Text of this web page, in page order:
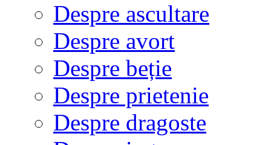
Despre ascultare
Despre avort
Despre beție
Despre prietenie
Despre dragoste